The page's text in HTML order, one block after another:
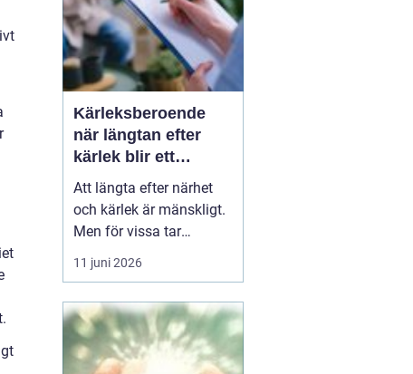
Kärleksberoende
när längtan efter
kärlek blir ett
beroende
Att längta efter närhet
och kärlek är mänskligt.
Men för vissa tar
längtan över helt.
Relationer, förälskelser
rätta blir viktigare än
jobb, vänner, hälsa och
till och med den egna
11 juni 2026